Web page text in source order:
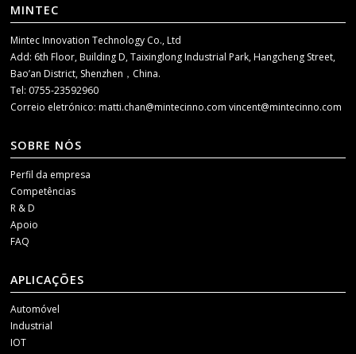
MINTEC
Mintec Innovation Technology Co., Ltd
Add: 6th Floor, Building D, Taixinglong Industrial Park, Hangcheng Street,
Bao’an District, Shenzhen，China.
Tel: 0755-23592960
Correio eletrónico:matti.chan@mintecinno.comvincent@mintecinno.com
SOBRE NÓS
Perfil da empresa
Competências
R & D
Apoio
FAQ
APLICAÇÕES
Automóvel
Industrial
IOT